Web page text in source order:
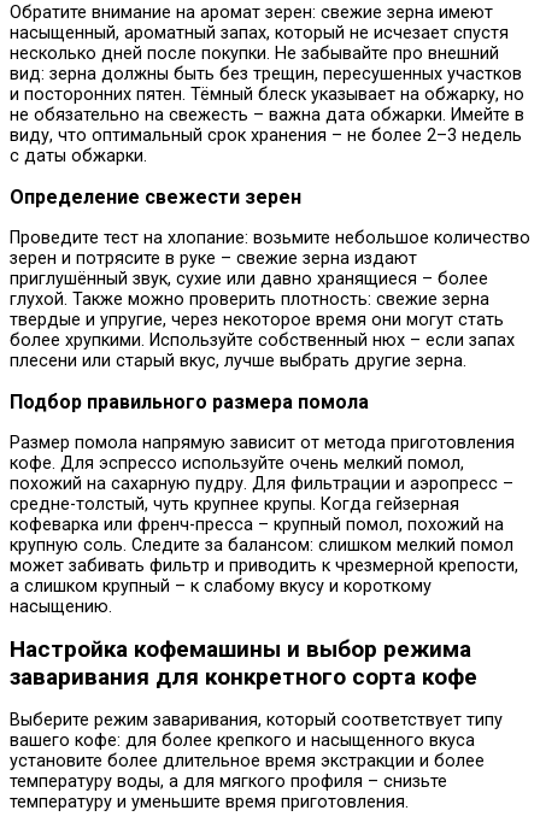
Обратите внимание на аромат зерен: свежие зерна имеют
насыщенный, ароматный запах, который не исчезает спустя
несколько дней после покупки. Не забывайте про внешний
вид: зерна должны быть без трещин, пересушенных участков
и посторонних пятен. Тёмный блеск указывает на обжарку, но
не обязательно на свежесть – важна дата обжарки. Имейте в
виду, что оптимальный срок хранения – не более 2–3 недель
с даты обжарки.
Определение свежести зерен
Проведите тест на хлопание: возьмите небольшое количество
зерен и потрясите в руке – свежие зерна издают
приглушённый звук, сухие или давно хранящиеся – более
глухой. Также можно проверить плотность: свежие зерна
твердые и упругие, через некоторое время они могут стать
более хрупкими. Используйте собственный нюх – если запах
плесени или старый вкус, лучше выбрать другие зерна.
Подбор правильного размера помола
Размер помола напрямую зависит от метода приготовления
кофе. Для эспрессо используйте очень мелкий помол,
похожий на сахарную пудру. Для фильтрации и аэропресс –
средне-толстый, чуть крупнее крупы. Когда гейзерная
кофеварка или френч-пресса – крупный помол, похожий на
крупную соль. Следите за балансом: слишком мелкий помол
может забивать фильтр и приводить к чрезмерной крепости,
а слишком крупный – к слабому вкусу и короткому
насыщению.
Настройка кофемашины и выбор режима
заваривания для конкретного сорта кофе
Выберите режим заваривания, который соответствует типу
вашего кофе: для более крепкого и насыщенного вкуса
установите более длительное время экстракции и более
температуру воды, а для мягкого профиля – снизьте
температуру и уменьшите время приготовления.